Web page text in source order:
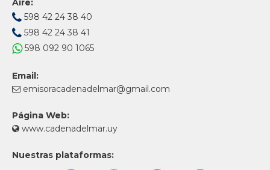
Aire:
598 42 24 38 40
598 42 24 38 41
598 092 90 1065
Email:
emisoracadenadelmar@gmail.com
Página Web:
www.cadenadelmar.uy
Nuestras plataformas: